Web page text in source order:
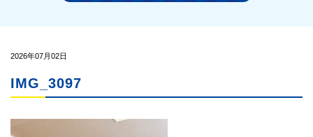
2026年07月02日
IMG_3097